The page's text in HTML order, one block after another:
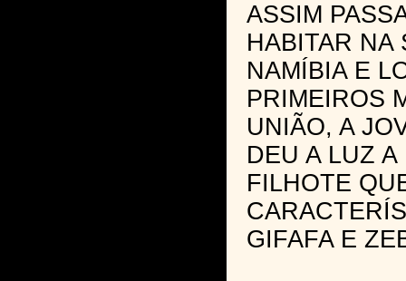
ASSIM
HABITAR NA
NAMÍBIA E
PRIMEIROS
UNIÃO, A
DEU A LUZ
FILHOTE
GIFAFA E